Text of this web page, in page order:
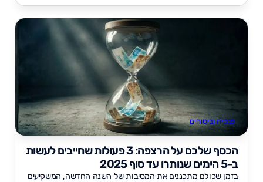
פנסיה וביטוחים
הכסף שלכם על הרצפה: 3 פעולות שחייבים לעשות
ב-5 הימים שנותרו עד סוף 2025
בזמן שכולם מתכננים את המסיבות של השנה החדשה, המשקיעים